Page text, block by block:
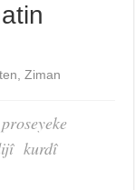
,Ziman
kurdî